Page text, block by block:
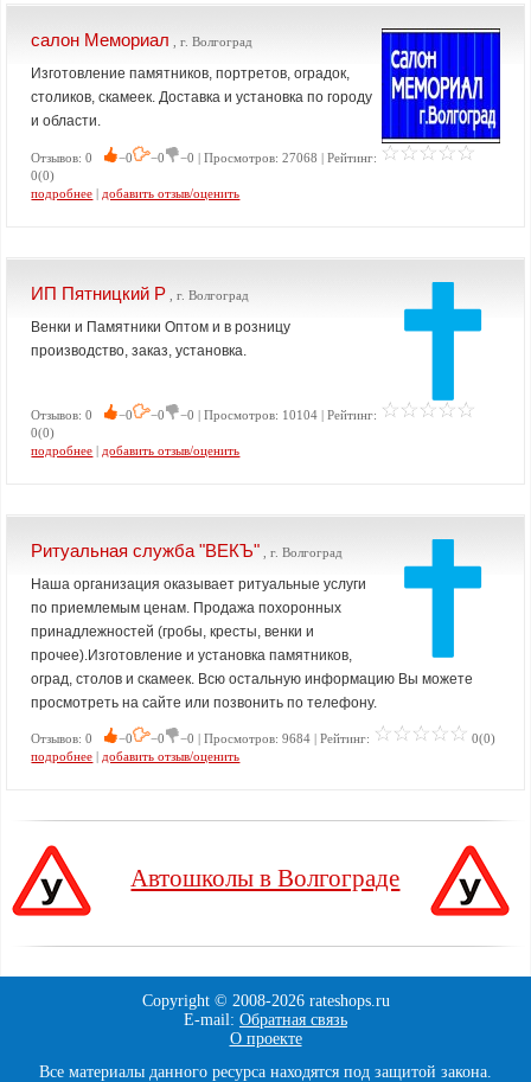
салон Мемориал , г. Волгоград
Изготовление памятников, портретов, оградок,
столиков, скамеек. Доставка и установка по городу
и области.
Отзывов: 0 −0 −0
−0 | Просмотров: 27068 | Рейтинг:
0(0)
подробнее | добавить отзыв/оценить
ИП Пятницкий Р , г. Волгоград
Венки и Памятники Оптом и в розницу
производство, заказ, установка.
Отзывов: 0 −0 −0
−0 | Просмотров: 10104 | Рейтинг:
0(0)
подробнее | добавить отзыв/оценить
Ритуальная служба "ВЕКЪ" , г. Волгоград
Наша организация оказывает ритуальные услуги
по приемлемым ценам. Продажа похоронных
принадлежностей (гробы, кресты, венки и
прочее).Изготовление и установка памятников,
оград, столов и скамеек. Всю остальную информацию Вы можете
просмотреть на сайте или позвонить по телефону.
Отзывов: 0 −0 −0 −0 | Просмотров: 9684 | Рейтинг:
0(0)
подробнее | добавить отзыв/оценить
Автошколы в Волгограде
Copyright © 2008-2026 rateshops.ru
E-mail: Обратная связь
О проекте
Все материалы данного ресурса находятся под защитой закона.